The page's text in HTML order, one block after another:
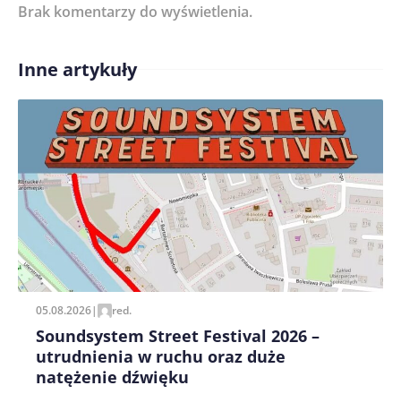
Treść komentarza*
Imię/ Nick*
Zapamiętaj moje dane w tej przeglądarce podczas
pisania kolejnych komentarzy.
Brak komentarzy do wyświetlenia.
Inne artykuły
05.08.2026| red.
Soundsystem Street Festival 2026 –
utrudnienia w ruchu oraz duże
natężenie dźwięku